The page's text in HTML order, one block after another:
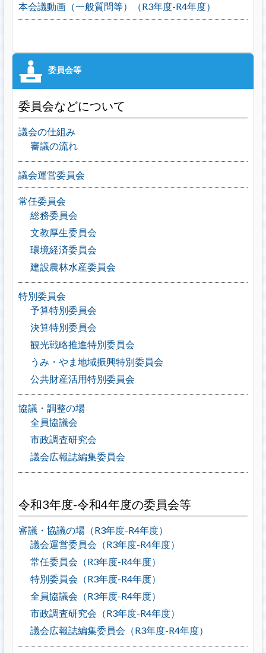
本会議動画（一般質問等）（R3年度-R4年度）
委員会などについて
議会の仕組み
審議の流れ
議会運営委員会
常任委員会
総務委員会
文教厚生委員会
環境経済委員会
建設農林水産委員会
特別委員会
予算特別委員会
決算特別委員会
観光戦略推進特別委員会
うみ・やま地域振興特別委員会
公共財産活用特別委員会
協議・調整の場
全員協議会
市政調査研究会
議会広報誌編集委員会
令和3年度-令和4年度の委員会等
審議・協議の場（R3年度-R4年度）
議会運営委員会（R3年度-R4年度）
常任委員会（R3年度-R4年度）
特別委員会（R3年度-R4年度）
全員協議会（R3年度-R4年度）
市政調査研究会（R3年度-R4年度）
議会広報誌編集委員会（R3年度-R4年度）